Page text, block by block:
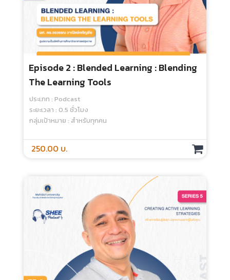
Episode 2 : Blended Learning : Blending
The Learning Tools
ประเภท : Podcast
ระยะเวลา : 0.5 ชั่วโมง
กลุ่มเป้าหมาย : สำหรับทุกคน
250.00 บ.